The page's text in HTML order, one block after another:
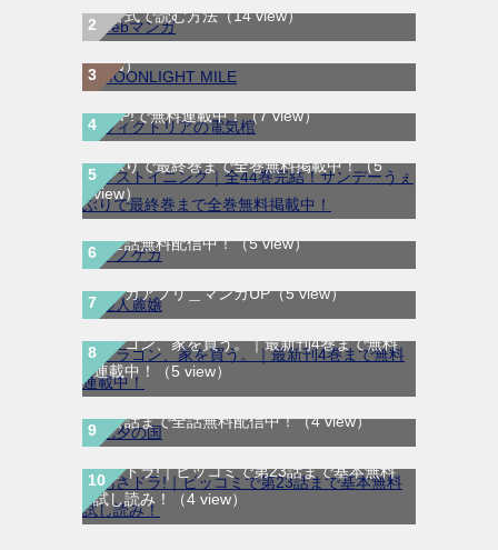
を公式で読む方法（14 view）
MOONLIGHT MILE｜最新刊第23巻！マンガ
ワンで最新刊まで全巻無料配信中！（8
view）
ヴィクトリアの電気棺｜最新刊第2巻！マン
ガUP!で無料連載中！（7 view）
ラストイニング｜全44巻完結！サンデーう
ぇぶりで最終巻まで全巻無料掲載中！（5
view）
テノゲカ｜最新刊第2巻！サンデーうぇぶり
で全話無料配信中！（5 view）
怪人麗嬢｜最新話まで全話無料で読める公式
マンガアプリ＿マンガUP（5 view）
ドラゴン、家を買う。｜最新刊4巻まで無料
連載中！
（5 view）
七夕の国｜全4巻完結！サンデーうぇぶりで
最終話まで全話無料配信中！（4 view）
あさドラ!｜ビッコミで第23話まで基本無料
試し読み！
（4 view）